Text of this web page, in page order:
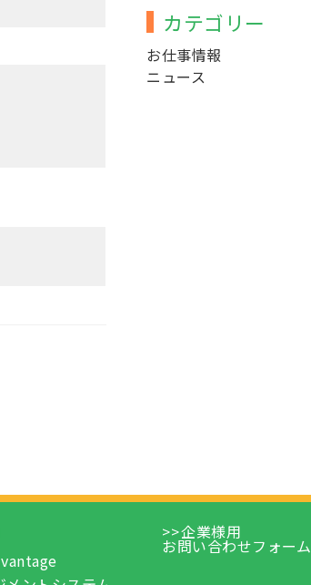
カテゴリー
お仕事情報
ニュース
企業様用
お問い合わせフォーム